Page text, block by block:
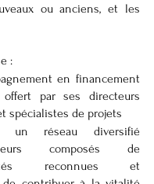
ou anciens, et les
:
en financement
offert par ses directeurs
spécialistes de projets
un réseau diversifié
composés de
reconnues et